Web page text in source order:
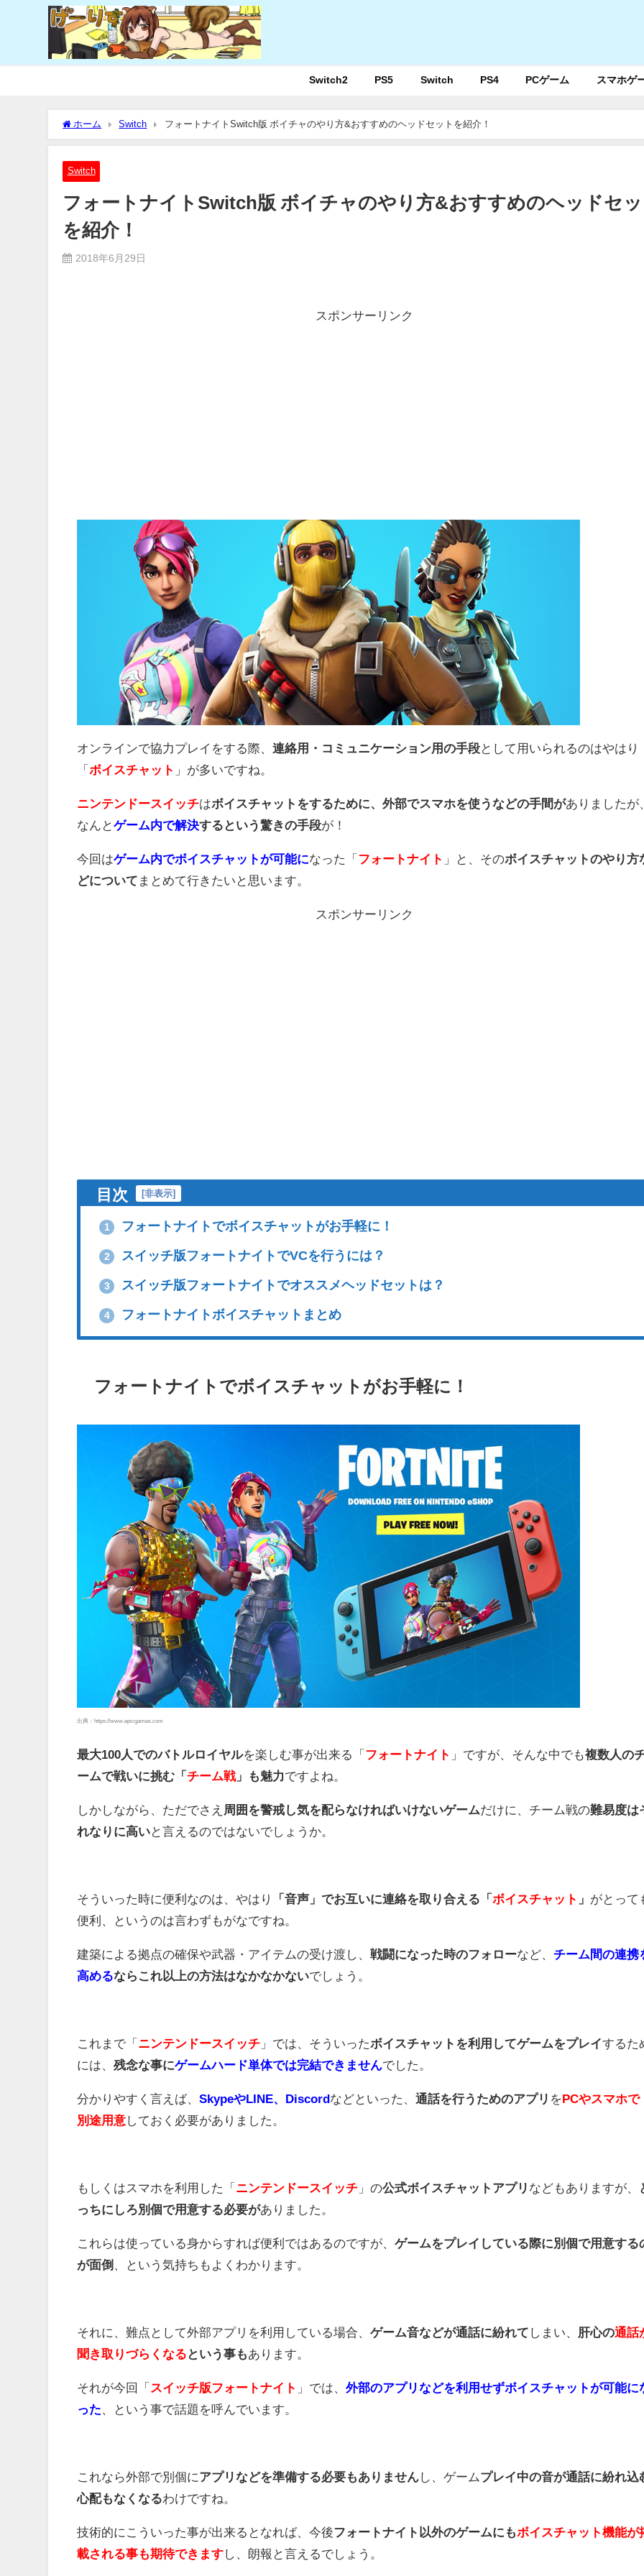
Switch2 PS5 Switch PS4 PCゲーム スマホゲ
ホーム Switch フォートナイトSwitch版 ボイチャのやり方&おすすめのヘッドセットを紹介！
Switch
フォートナイトSwitch版 ボイチャのやり方&おすすめのヘッドセッ
を紹介！
2018年6月29日
スポンサーリンク
オンラインで協力プレイをする際、連絡用・コミュニケーション用の手段として用いられるのはやはり
「 ボイスチャット 」が多いですね。
ニンテンドースイッチはボイスチャットをするために、外部でスマホを使うなどの手間がありましたが
なんとゲーム内で解決するという驚きの手段が！
今回はゲーム内でボイスチャットが可能になった「 フォートナイト 」と、そのボイスチャットのやり方
どについて まとめて行きたいと思います。
スポンサーリンク
目次 [非表示]
1 フォートナイトでボイスチャットがお手軽に！
2 スイッチ版フォートナイトでVCを行うには？
3 スイッチ版フォートナイトでオススメヘッドセットは？
4 フォートナイトボイスチャットまとめ
フォートナイトでボイスチャットがお手軽に！
出典：https://www.epicgames.com
最大100人でのバトルロイヤルを楽しむ事が出来る「 フォートナイト 」ですが、そんな中でも複数人の
ームで戦いに挑む「チーム戦」も魅力ですよね。
しかしながら、ただでさえ 周囲を警戒し気を配らなければいけないゲームだけに、チーム戦の難易度は
れなりに高いと言えるのではないでしょうか。
そういった時に便利なのは、やはり 「音声」でお互いに連絡を取り合える「 ボイスチャット 」 がとって
便利、というのは言わずもがなですね。
建築による拠点の確保や武器・アイテムの受け渡し、戦闘になった時のフォローなど、チーム間の連携
高めるならこれ以上の方法はなかなかないでしょう。
これまで「 ニンテンドースイッチ 」では、そういったボイスチャットを利用してゲームをプレイするた
には、残念な事にゲームハード単体では完結できませんでした。
分かりやすく言えば、SkypeやLINE、Discordなどといった、通話を行うためのアプリ をPCやスマホで
別途用意しておく必要がありました。
もしくはスマホを利用した「 ニンテンドースイッチ 」の公式ボイスチャットアプリ などもありますが、
っちにしろ別個で用意する必要がありました。
これらは使っている身からすれば便利ではあるのですが、ゲームをプレイしている際に別個で用意する
が面倒
、という気持ちもよくわかります。
それに、難点として外部アプリを利用している場合、ゲーム音などが通話に紛れて しまい、 肝心の通話
聞き取りづらくなる という事もあります。
それが今回「 スイッチ版フォートナイト 」では、外部のアプリなどを利用せずボイスチャットが可能に
った 、という事で話題を呼んでいます。
これなら外部で別個にアプリなどを準備する必要もありません し、ゲームプレイ中の音が通話に紛れ込
心配もなくなるわけですね。
技術的にこういった事が出来るとなれば、今後フォートナイト以外のゲームにもボイスチャット機能が
載される事も期待できますし、朗報と言えるでしょう。